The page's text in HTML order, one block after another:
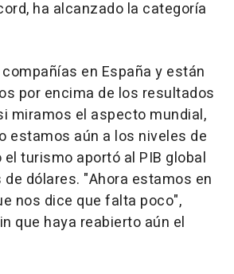
ha alcanzado la categoría
en España y están
por encima de los resultados
miramos el aspecto mundial,
estamos aún a los niveles de
el turismo aportó al PIB global
dólares. "Ahora estamos en
nos dice que falta poco",
que haya reabierto aún el